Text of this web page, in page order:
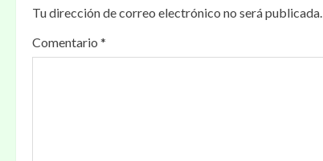
Tu dirección de correo electrónico no será publicada.
Comentario *